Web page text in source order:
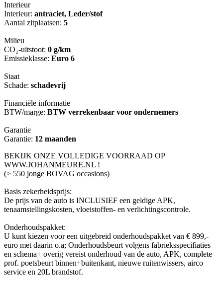
Interieur
Interieur: antraciet, Leder/stof
Aantal zitplaatsen: 5
Milieu
CO₂-uitstoot: 0 g/km
Emissieklasse: Euro 6
Staat
Schade: schadevrij
Financiële informatie
BTW/marge: BTW verrekenbaar voor ondernemers
Garantie
Garantie: 12 maanden
BEKIJK ONZE VOLLEDIGE VOORRAAD OP
WWW.JOHANMEURE.NL !
(> 550 jonge BOVAG occasions)
Basis zekerheidsprijs:
De prijs van de auto is INCLUSIEF een geldige APK,
tenaamstellingskosten, vloeistoffen- en verlichtingscontrole.
Onderhoudspakket:
U kunt kiezen voor een uitgebreid onderhoudspakket van € 899,-
euro met daarin o.a; Onderhoudsbeurt volgens fabrieksspecifiaties
en schema+ overig vereist onderhoud van de auto, APK, complete
prof. poetsbeurt binnen+buitenkant, nieuwe ruitenwissers, airco
service en 20L brandstof.